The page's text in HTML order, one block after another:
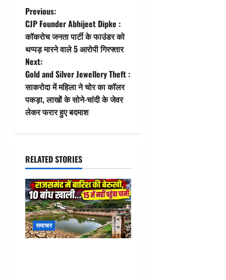
P
o
s
t
n
a
i
g
a
t
Previous:
CJP Founder Abhijeet Dipke :
कॉकरोच जनता पार्टी के फाउंडर को
थप्पड़ मारने वाले 5 आरोपी गिरफ्तार
Next:
Gold and Silver Jewellery Theft :
साकरोदा में महिला ने चोर का कॉलर
पकड़ा, लाखों के सोने-चांदी के जेवर
लेकर फरार हुए बदमाश
RELATED STORIES
समाचार